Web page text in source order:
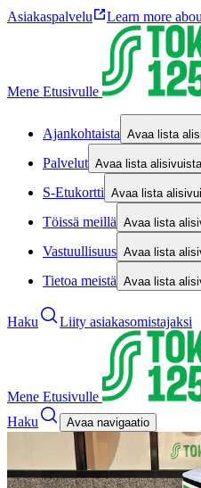
Asiakaspalvelu Learn more
Mene Etusivulle
Ajankohtaista Avaa lista
Palvelut Avaa lista
S-Etukortti Avaa lista
Töissä meillä Avaa lista
Vastuullisuus Avaa lista
Tietoa meistä Avaa lista
Haku Liity asiakasomistajaksi
Mene Etusivulle
Haku
Avaa navigaatio